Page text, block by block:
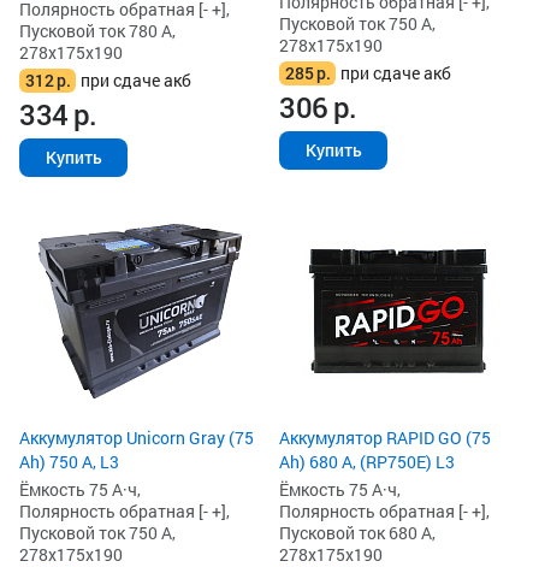
Полярность обратная [- +],
Пусковой ток 780 А,
278x175x190
312р. при сдаче акб
334р.
Купить
Пусковой ток 750 А,
278x175x190
285р. при сдаче акб
306р.
Купить
Аккумулятор Unicorn Gray (75
Ah) 750 А, L3
Ёмкость 75 А·ч,
Полярность обратная [- +],
Пусковой ток 750 А,
278x175x190
Аккумулятор RAPID GO (75
Ah) 680 А, (RP750E) L3
Ёмкость 75 А·ч,
Полярность обратная [- +],
Пусковой ток 680 А,
278x175x190